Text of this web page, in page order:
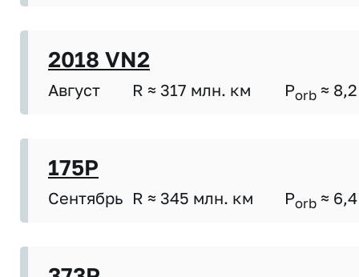
2018 VN2
Август R ≈ 317 млн. км Porb ≈ 8,2
175P
Сентябрь R ≈ 345 млн. км Porb ≈ 6,4